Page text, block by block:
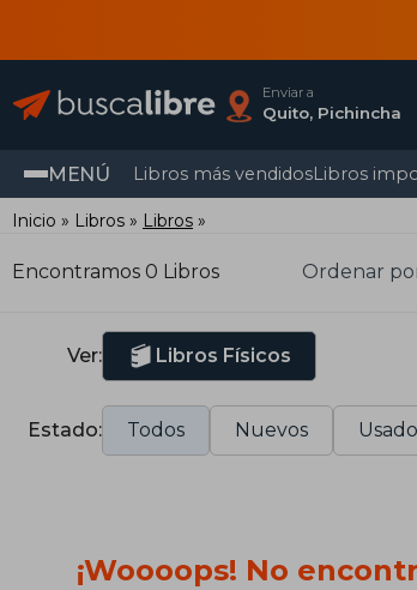
Enviar a
Quito, Pichincha
MENÚ Libros más vendidosLibros
Inicio Libros Libros
Encontramos 0 Libros Ordenar
Ver: Libros Físicos
Estado: Todos Nuevos
¡Woooops! No